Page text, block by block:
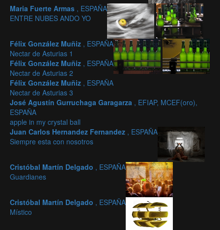
Maria Fuerte Armas , ESPAÑA
ENTRE NUBES ANDO YO
Félix González Muñiz , ESPAÑA
Nectar de Asturias 1
Félix González Muñiz , ESPAÑA
Nectar de Asturias 2
Félix González Muñiz , ESPAÑA
Nectar de Asturias 3
José Agustín Gurruchaga Garagarza , EFIAP, MCEF(oro),
ESPAÑA
apple in my crystal ball
Juan Carlos Hernandez Fernandez , ESPAÑA
Siempre esta con nosotros
Cristóbal Martín Delgado , ESPAÑA
Guardianes
Cristóbal Martín Delgado , ESPAÑA
Místico